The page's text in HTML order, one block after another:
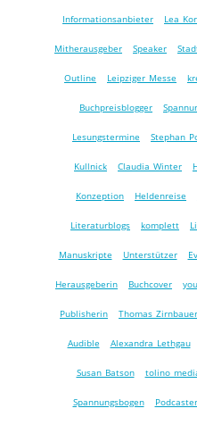
Informationsanbieter Lea
Mitherausgeber Speaker
Outline Leipziger Messe
Buchpreisblogger
Lesungstermine Stephan
Kullnick Claudia Winter
Konzeption Heldenreise
Literaturblogs komplett
Manuskripte Unterstützer
Herausgeberin Buchcover
Publisherin Thomas Zirnbauer
Audible Alexandra Lethgau
Susan Batson tolino
Spannungsbogen